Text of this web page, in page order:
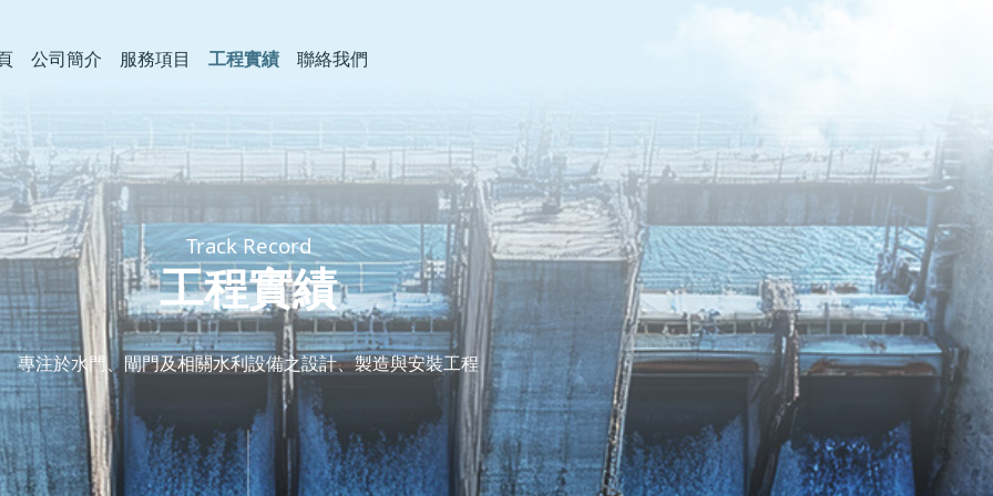
公司簡介 服務項目 工程實績 聯絡我們
Track Record
工程實績
專注於水門、閘門及相關水利設備之設計、製造與安裝工程